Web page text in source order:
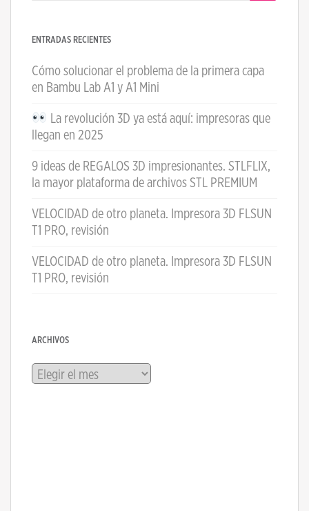
ENTRADAS RECIENTES
Cómo solucionar el problema de la primera capa
en Bambu Lab A1 y A1 Mini
La revolución 3D ya está aquí: impresoras que
llegan en 2025
9 ideas de REGALOS 3D impresionantes. STLFLIX,
la mayor plataforma de archivos STL PREMIUM
VELOCIDAD de otro planeta. Impresora 3D FLSUN
T1 PRO, revisión
VELOCIDAD de otro planeta. Impresora 3D FLSUN
T1 PRO, revisión
ARCHIVOS
Archivos